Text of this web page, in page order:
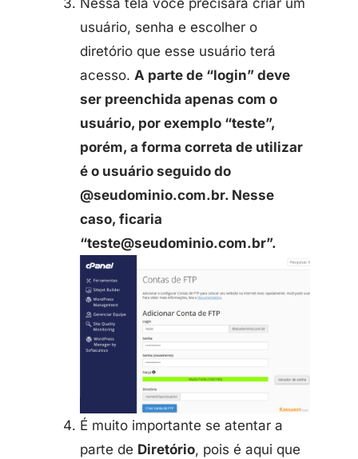
Nessa tela você precisará criar um
usuário, senha e escolher o
diretório que esse usuário terá
acesso. A parte de “login” deve
ser preenchida apenas com o
usuário, por exemplo “teste”,
porém, a forma correta de utilizar
é o usuário seguido do
@seudominio.com.br. Nesse
caso, ficaria
“teste@seudominio.com.br”.
É muito importante se atentar a
parte de Diretório, pois é aqui que